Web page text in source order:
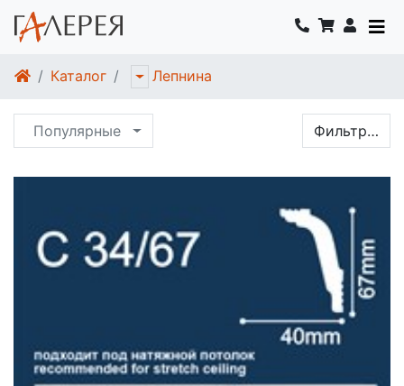
Каталог Лепнина
Популярные Фильтр…